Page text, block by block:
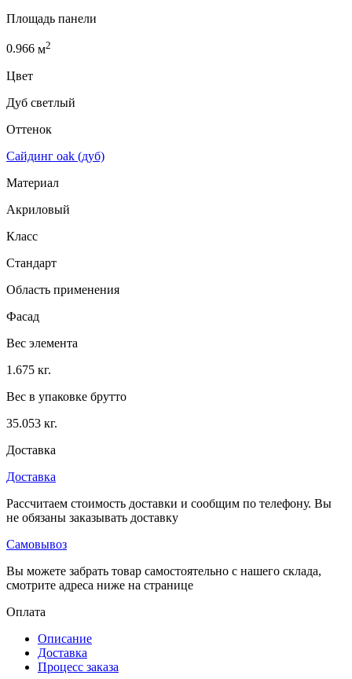
Площадь панели
0.966 м2
Цвет
Дуб светлый
Оттенок
Сайдинг oak (дуб)
Материал
Акриловый
Класс
Стандарт
Область применения
Фасад
Вес элемента
1.675 кг.
Вес в упаковке брутто
35.053 кг.
Доставка
Доставка
Рассчитаем стоимость доставки и сообщим по телефону. Вы
не обязаны заказывать доставку
Самовывоз
Вы можете забрать товар самостоятельно с нашего склада,
смотрите адреса ниже на странице
Оплата
Описание
Доставка
Процесс заказа